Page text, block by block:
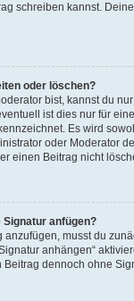
schreiben kannst.
oder löschen?
bist, kannst du
ist dies nur für
Es wird
oder Moderator
einen Beitrag nicht
anfügen?
musst du
anhängen“
dennoch ohne